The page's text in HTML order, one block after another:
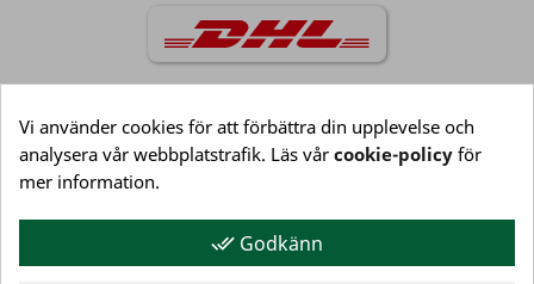
Information
Vi använder cookies för att förbättra din upplevelse och
analysera vår webbplatstrafik. Läs vår cookie-policy för
mer information.
done_all Godkänn